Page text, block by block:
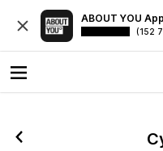
ABOUT YOU App
(152